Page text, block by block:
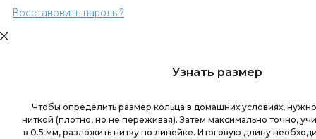
Восстановить пароль ?
Узнать размер
Чтобы определить размер кольца в домашних условиях,
ниткой (плотно, но не переживая). Затем максимально точно,
в 0.5 мм, разложить нитку по линейке. Итоговую длину